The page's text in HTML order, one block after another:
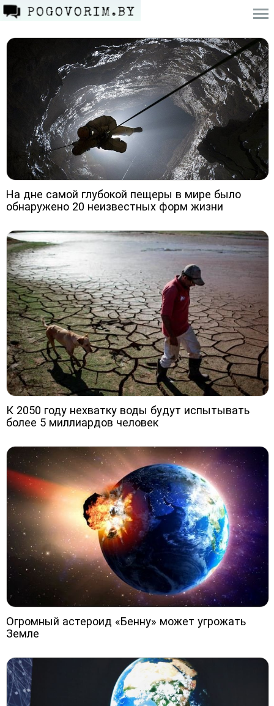
На дне самой глубокой пещеры в мире было
обнаружено 20 неизвестных форм жизни
К 2050 году нехватку воды будут испытывать
более 5 миллиардов человек
Огромный астероид «Бенну» может угрожать
Земле